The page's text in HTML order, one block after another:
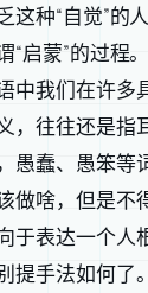
这种“自觉”的
“启蒙”的过程
中我们在许多
，往往还是指
愚蠢、愚笨等
做啥，但是不
于表达一个人
提手法如何了。